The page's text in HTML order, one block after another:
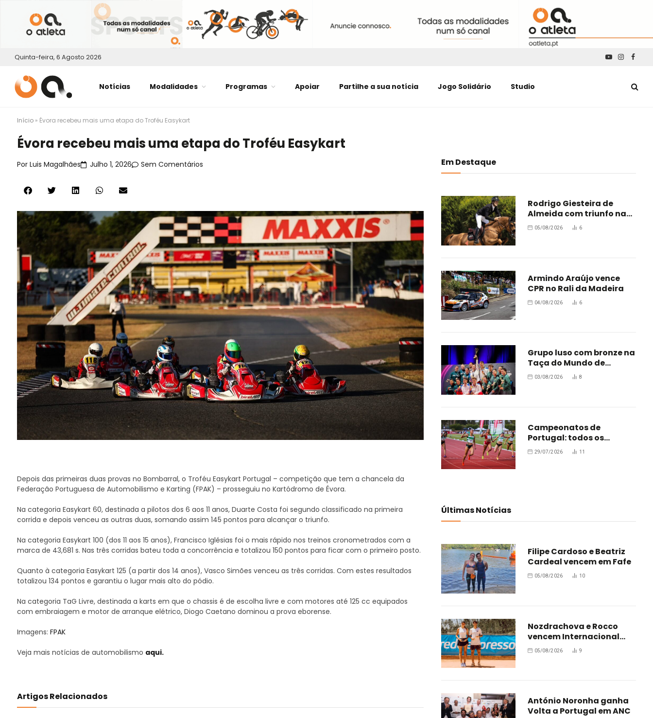
Quinta-feira, 6 Agosto 2026 YouTube
Notícias Modalidades Programas Apoiar Partilhe a sua notícia Jogo Solidário Studio
Início » Évora recebeu mais uma etapa do Troféu Easykart
Évora recebeu mais uma etapa do Troféu Easykart
Por Luis Magalhães Julho 1, 2026 Sem Comentários
Depois das primeiras duas provas no Bombarral, o Troféu Easykart Portugal – competição que tem a chancela da
Federação Portuguesa de Automobilismo e Karting (FPAK) – prosseguiu no Kartódromo de Évora.
Na categoria Easykart 60, destinada a pilotos dos 6 aos 11 anos, Duarte Costa foi segundo classificado na primeira
corrida e depois venceu as outras duas, somando assim 145 pontos para alcançar o triunfo.
Na categoria Easykart 100 (dos 11 aos 15 anos), Francisco Iglésias foi o mais rápido nos treinos cronometrados com a
marca de 43,681 s. Nas três corridas bateu toda a concorrência e totalizou 150 pontos para ficar com o primeiro posto.
Quanto à categoria Easykart 125 (a partir dos 14 anos), Vasco Simões venceu as três corridas. Com estes resultados
totalizou 134 pontos e garantiu o lugar mais alto do pódio.
Na categoria TaG Livre, destinada a karts em que o chassis é de escolha livre e com motores até 125 cc equipados
com embraiagem e motor de arranque elétrico, Diogo Caetano dominou a prova eborense.
Imagens: FPAK
Veja mais notícias de automobilismo aqui.
Artigos Relacionados
Em Destaque
Rodrigo Giesteira de
Almeida com triunfo na
Bélgica
05/08/2026 6
Armindo Araújo vence
CPR no Rali da Madeira
04/08/2026 6
Grupo luso com bronze na
Taça do Mundo de
Oradea
03/08/2026 8
Campeonatos de
Portugal: todos os
campeões
29/07/2026 11
Últimas Notícias
Filipe Cardoso e Beatriz
Cardeal vencem em Fafe
05/08/2026 10
Nozdrachova e Rocco
vencem Internacional
Júnior de Leiria
05/08/2026 9
António Noronha ganha
Volta a Portugal em ANC